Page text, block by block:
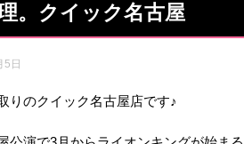
。クイック名古屋
5日
りのクイック名古屋店です♪